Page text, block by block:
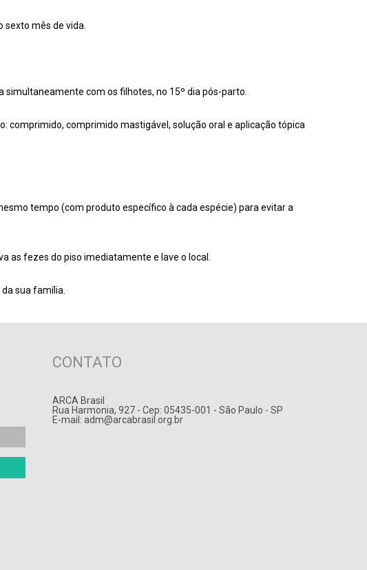
sexto mês de vida.
com os filhotes, no 15º dia pós-parto.
comprimido mastigável, solução oral e aplicação tópica
tempo (com produto específico à cada espécie) para evitar a
as fezes do piso imediatamente e lave o local.
sua família.
CONTATO
ARCA Brasil
Rua Harmonia, 927 - Cep: 05435-001 - São Paulo - SP
E-mail: adm@arcabrasil.org.br